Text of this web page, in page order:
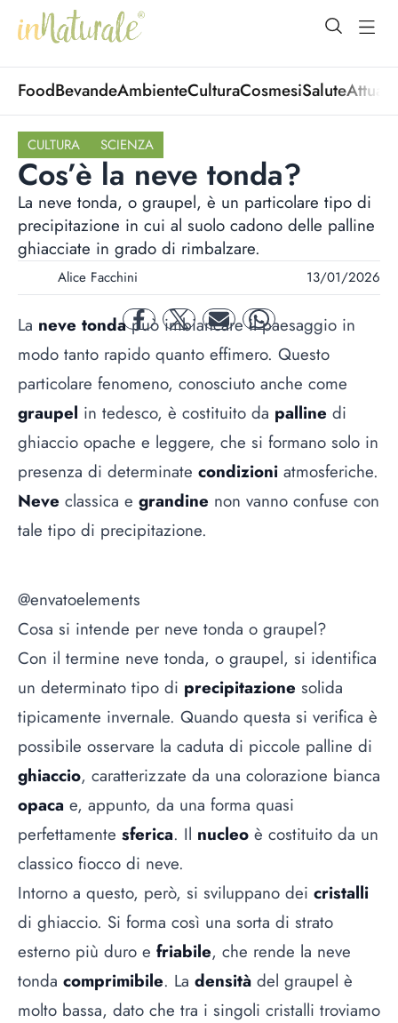
open
FoodBevandeAmbienteCulturaCosmesiSalute
CULTURA SCIENZA
Cos’è la neve tonda?
La neve tonda, o graupel, è un particolare tipo di
precipitazione in cui al suolo cadono delle palline
ghiacciate in grado di rimbalzare.
Alice Facchini 13/01/2026
facebooktwitter mail whatsapp
La neve tondapuò imbiancare il paesaggio in
modo tanto rapido quanto effimero. Questo
particolare fenomeno, conosciuto anche come
graupel in tedesco, è costituito da palline di
ghiaccio opache e leggere, che si formano solo in
presenza di determinate condizioni atmosferiche.
Neve classica e grandine non vanno confuse con
tale tipo di precipitazione.
@envatoelements
Cosa si intende per neve tonda o graupel?
Con il termine neve tonda, o graupel, si identifica
un determinato tipo di precipitazione solida
tipicamente invernale. Quando questa si verifica è
possibile osservare la caduta di piccole palline di
ghiaccio, caratterizzate da una colorazione bianca
opaca e, appunto, da una forma quasi
perfettamente sferica. Il nucleo è costituito da un
classico fiocco di neve.
Intorno a questo, però, si sviluppano dei cristalli
di ghiaccio. Si forma così una sorta di strato
esterno più duro e friabile, che rende la neve
tonda comprimibile. La densità del graupel è
molto bassa, dato che tra i singoli cristalli troviamo